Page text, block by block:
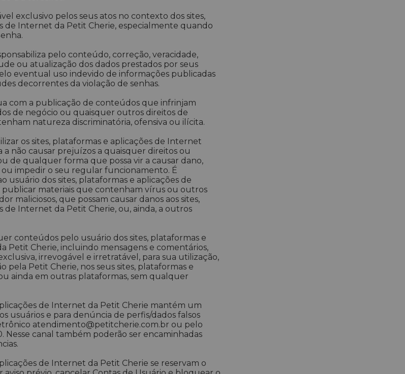
exclusivo pelos seus atos no contexto dos sites,
de Internet da Petit Cherie, especialmente quando
pelo conteúdo, correção, veracidade,
ou atualização dos dados prestados por seus
eventual uso indevido de informações publicadas
decorrentes da violação de senhas.
com a publicação de conteúdos que infrinjam
de negócio ou quaisquer outros direitos de
natureza discriminatória, ofensiva ou ilícita.
os sites, plataformas e aplicações de Internet
a não causar prejuízos a quaisquer direitos ou
de qualquer forma que possa vir a causar dano,
impedir o seu regular funcionamento. É
usuário dos sites, plataformas e aplicações de
materiais que contenham vírus ou outros
maliciosos, que possam causar danos aos sites,
de Internet da Petit Cherie, ou, ainda, a outros
conteúdos pelo usuário dos sites, plataformas e
Petit Cherie, incluindo mensagens e comentários,
irrevogável e irretratável, para sua utilização,
pela Petit Cherie, nos seus sites, plataformas e
ainda em outras plataformas, sem qualquer
de Internet da Petit Cherie mantém um
usuários e para denúncia de perfis/dados falsos
atendimento@petitcherie.com.br ou pelo
Nesse canal também poderão ser encaminhadas
de Internet da Petit Cherie se reservam o